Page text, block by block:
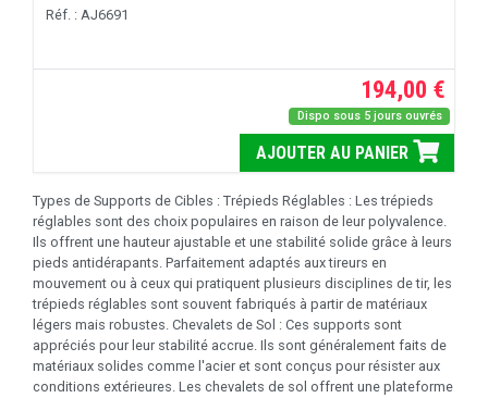
Réf. : AJ6691
194,00 €
Dispo sous 5 jours ouvrés
AJOUTER AU PANIER
Types de Supports de Cibles : Trépieds Réglables : Les trépieds
réglables sont des choix populaires en raison de leur polyvalence.
Ils offrent une hauteur ajustable et une stabilité solide grâce à leurs
pieds antidérapants. Parfaitement adaptés aux tireurs en
mouvement ou à ceux qui pratiquent plusieurs disciplines de tir, les
trépieds réglables sont souvent fabriqués à partir de matériaux
légers mais robustes. Chevalets de Sol : Ces supports sont
appréciés pour leur stabilité accrue. Ils sont généralement faits de
matériaux solides comme l'acier et sont conçus pour résister aux
conditions extérieures. Les chevalets de sol offrent une plateforme